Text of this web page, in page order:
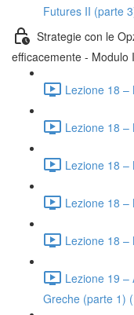
Futures II (parte
Strategie con le
efficacemente - Modulo
Lezione 18
Lezione 18
Lezione 18
Lezione 18
Lezione 18
Lezione 19 –
Greche (parte 1)